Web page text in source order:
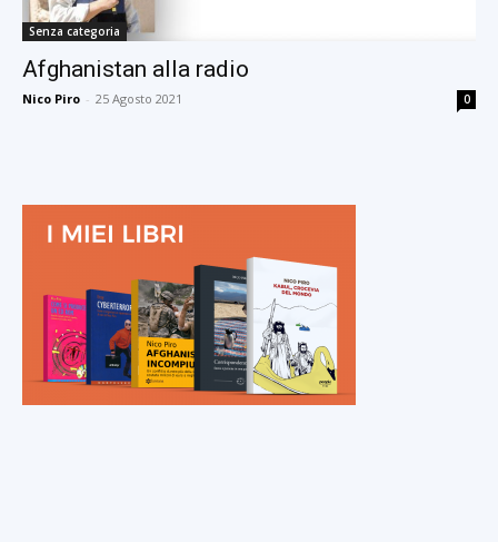
Senza categoria
Afghanistan alla radio
Nico Piro - 25 Agosto 2021 0